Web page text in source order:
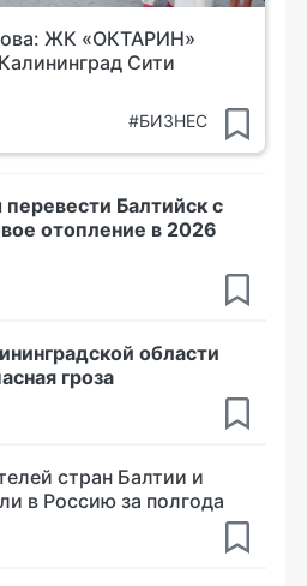
ЖК «ОКТАРИН»
Сити
#БИЗНЕС
Балтийск с
отопление в 2026
области
гроза
стран Балтии и
в Россию за полгода